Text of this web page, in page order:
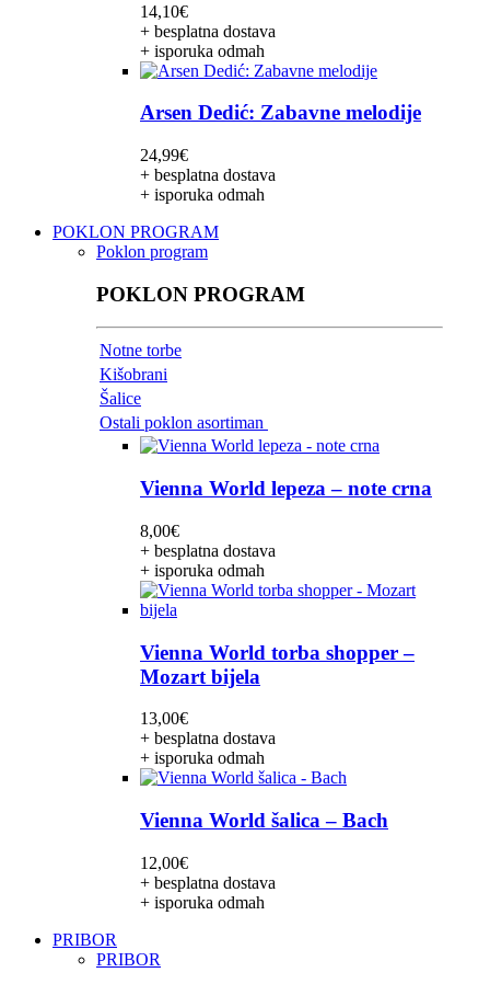
14,10€
+ besplatna dostava
+ isporuka odmah
Arsen Dedić: Zabavne melodije
24,99€
+ besplatna dostava
+ isporuka odmah
POKLON PROGRAM
Poklon program
POKLON PROGRAM
Notne torbe
Kišobrani
Šalice
Ostali poklon asortiman
Vienna World lepeza – note crna
8,00€
+ besplatna dostava
+ isporuka odmah
Vienna World torba shopper –
Mozart bijela
13,00€
+ besplatna dostava
+ isporuka odmah
Vienna World šalica – Bach
12,00€
+ besplatna dostava
+ isporuka odmah
PRIBOR
PRIBOR